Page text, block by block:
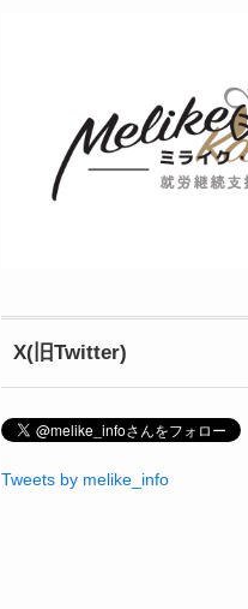
X(旧Twitter)
Tweets by melike_info